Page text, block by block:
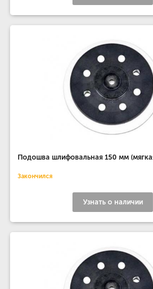
Подошва шлифовальная 150 мм
Закончился
Узнать о наличии